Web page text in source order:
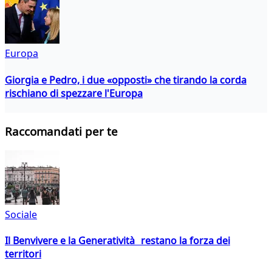
Europa
Giorgia e Pedro, i due «opposti» che tirando la corda
rischiano di spezzare l'Europa
Raccomandati per te
Sociale
Il Benvivere e la Generatività restano la forza dei
territori